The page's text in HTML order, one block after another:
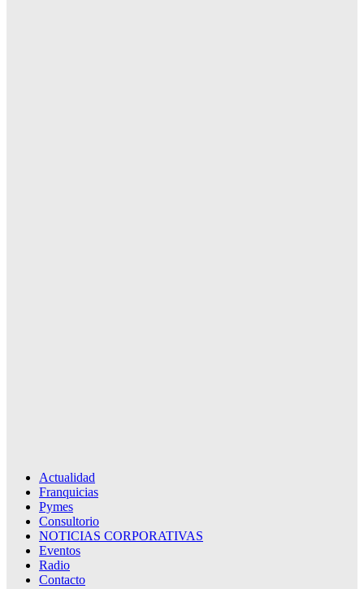
Actualidad
Franquicias
Pymes
Consultorio
NOTICIAS CORPORATIVAS
Eventos
Radio
Contacto